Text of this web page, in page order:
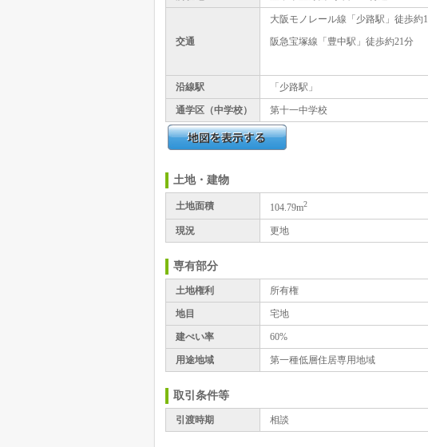
交通
大阪モノレール線「少路駅」徒歩約
阪急宝塚線「豊中駅」徒歩約21分
沿線駅 「少路駅」
通学区（中学校） 第十一中学校
土地・建物
土地面積 104.79m2
現況 更地
専有部分
土地権利 所有権
地目 宅地
建ぺい率 60%
用途地域 第一種低層住居専用地域
取引条件等
引渡時期 相談